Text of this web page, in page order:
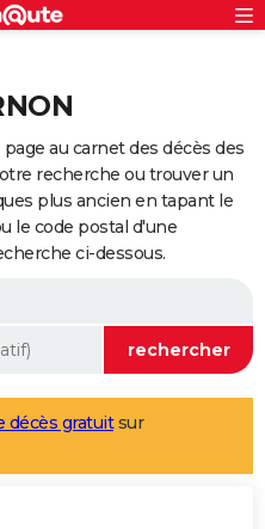
au carnet des décès des
recherche ou trouver un
plus ancien en tapant le
le code postal d'une
ci-dessous.
décès gratuitsur